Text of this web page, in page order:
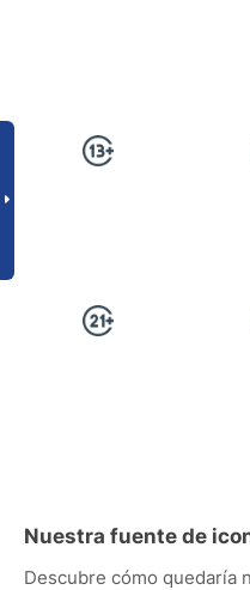
Nuestra fuente de
Descubre cómo quedaría